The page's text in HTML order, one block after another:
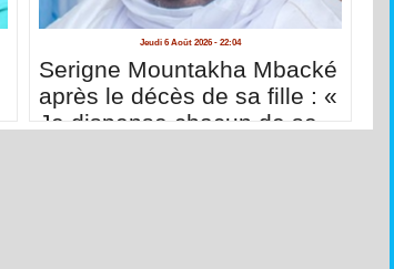
Jeudi 6 Août 2026 - 22:04
Serigne Mountakha Mbacké
après le décès de sa fille : «
Je dispense chacun de se